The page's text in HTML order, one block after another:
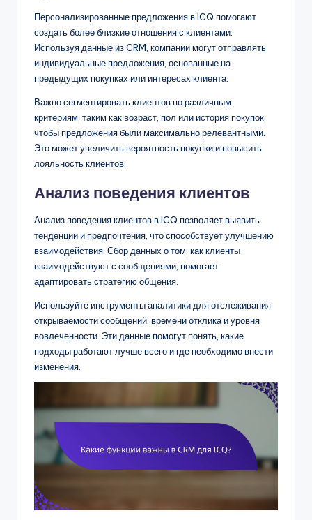
Персонализированные предложения в ICQ помогают
создать более близкие отношения с клиентами.
Используя данные из CRM, компании могут отправлять
индивидуальные предложения, основанные на
предыдущих покупках или интересах клиента.
Важно сегментировать клиентов по различным
критериям, таким как возраст, пол или история покупок,
чтобы предложения были максимально релевантными.
Это может увеличить вероятность покупки и повысить
лояльность клиентов.
Анализ поведения клиентов
Анализ поведения клиентов в ICQ позволяет выявить
тенденции и предпочтения, что способствует улучшению
взаимодействия. Сбор данных о том, как клиенты
взаимодействуют с сообщениями, помогает
адаптировать стратегию общения.
Используйте инструменты аналитики для отслеживания
открываемости сообщений, времени отклика и уровня
вовлеченности. Эти данные помогут понять, какие
подходы работают лучше всего и где необходимо внести
изменения.